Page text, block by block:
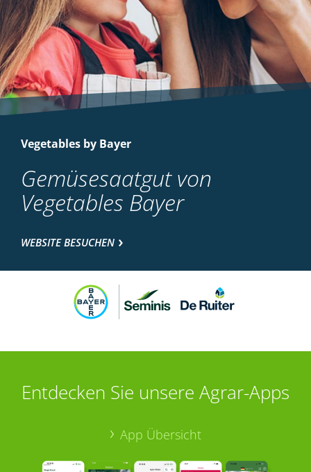
Vegetables by Bayer
Gemüsesaatgut von
Vegetables Bayer
WEBSITE BESUCHEN
Entdecken Sie unsere Agrar-Apps
App Übersicht